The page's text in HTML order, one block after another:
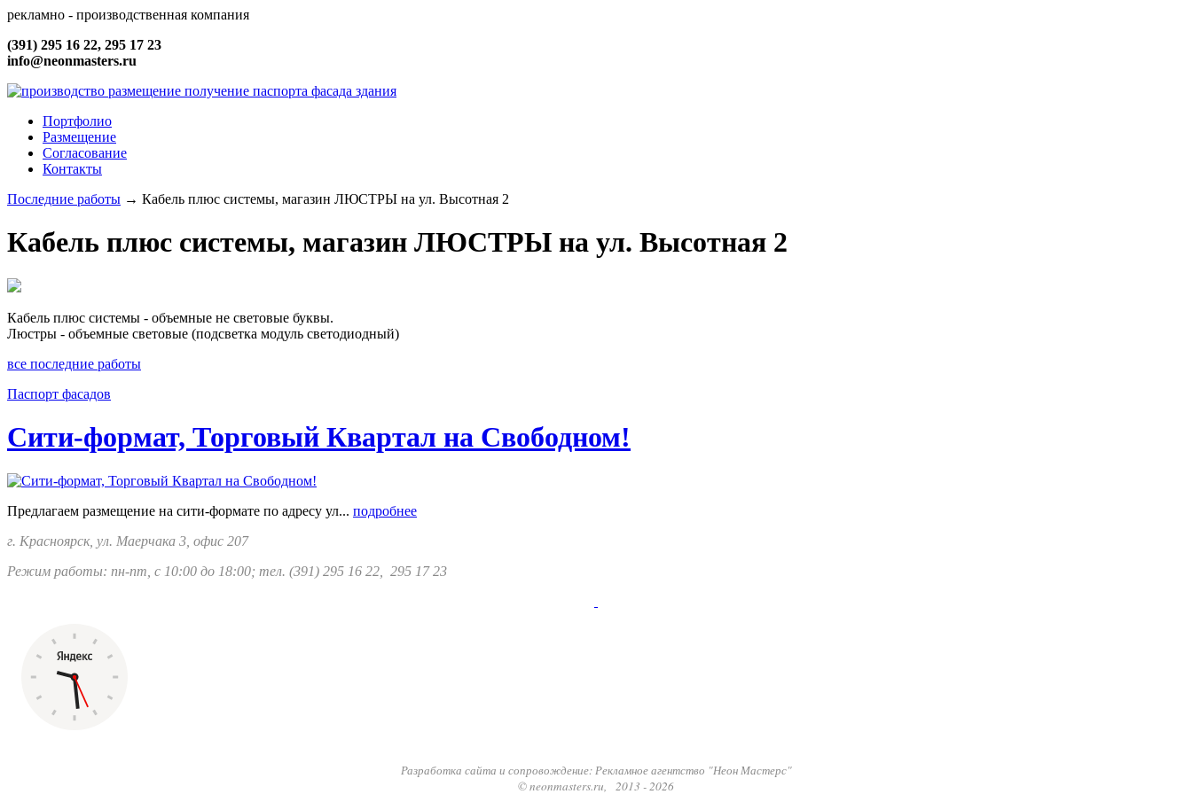
рекламно - производственная компания
(391) 295 16 22, 295 17 23
info@neonmasters.ru
Портфолио
Размещение
Согласование
Контакты
Последние работы → Кабель плюс системы, магазин ЛЮСТРЫ на ул. Высотная 2
Кабель плюс системы, магазин ЛЮСТРЫ на ул. Высотная 2
Кабель плюс системы - объемные не световые буквы.
Люстры - объемные световые (подсветка модуль светодиодный)
все последние работы
Паспорт фасадов
Сити-формат, Торговый Квартал на Свободном!
Предлагаем размещение на сити-формате по адресу ул... подробнее
г. Красноярск, ул. Маерчака 3, офис 207
Режим работы: пн-пт, с 10:00 до 18:00; тел. (391) 295 16 22, 295 17 23
Разработка сайта и сопровождение: Рекламное агентство "Неон Мастерс"
© neonmasters.ru, 2013 - 2026